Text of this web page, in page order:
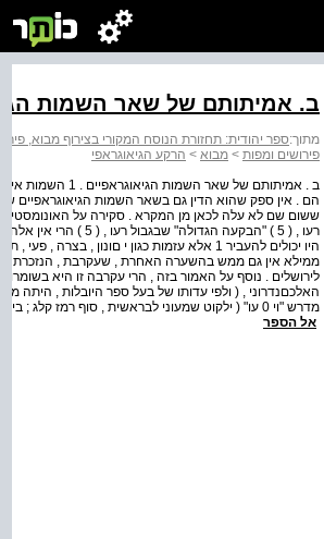
ב. אמיתותם של שאר השמות
מתוך:ספר יהודית: תחזורת הנוסח המקורי בצירוף מבוא,
פירושים ומפות > מבוא > הרקע הגיאוגראפי
ב . אמיתותם של
הם . אין ספק שהוא הדין גם בשאר השמות הגיאוגראפיים
רעו , ( 5 ) "הבקעה
היו יכולים להעביר 1 אלא עזמות כגון י םונון
לירושלים . נוסף על האמור בזה , הרי עקרבה זו היא
האלכםנדרוני , ( ולפי עדותו של בעל ספר היובלות , היתה
אל הספר